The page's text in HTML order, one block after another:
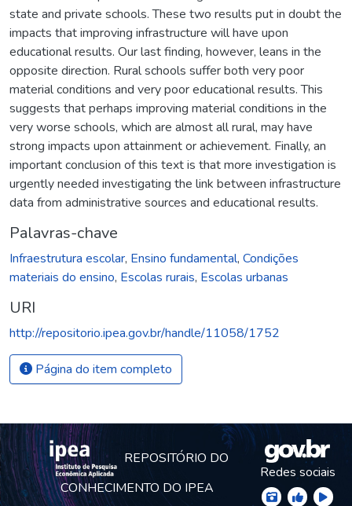
state and private schools. These two results put in doubt the
impacts that improving infrastructure will have upon
educational results. Our last finding, however, leans in the
opposite direction. Rural schools suffer both very poor
material conditions and very poor educational results. This
suggests that perhaps improving material conditions in the
very worse schools, which are almost all rural, may have
strong impacts upon attainment or achievement. Finally, an
important conclusion of this text is that more investigation is
urgently needed investigating the link between infrastructure
data from administrative sources and educational results.
Palavras-chave
Infraestrutura escolar, Ensino fundamental, Condições
materiais do ensino, Escolas rurais, Escolas urbanas
URI
http://repositorio.ipea.gov.br/handle/11058/1752
Página do item completo
REPOSITÓRIO DO
CONHECIMENTO DO IPEA
Redes sociais